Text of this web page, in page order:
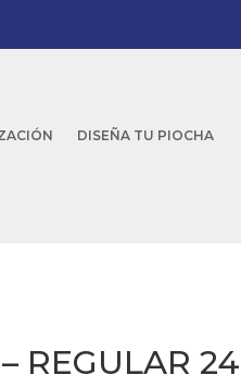
DISEÑA TU PIOCHA
REGULAR